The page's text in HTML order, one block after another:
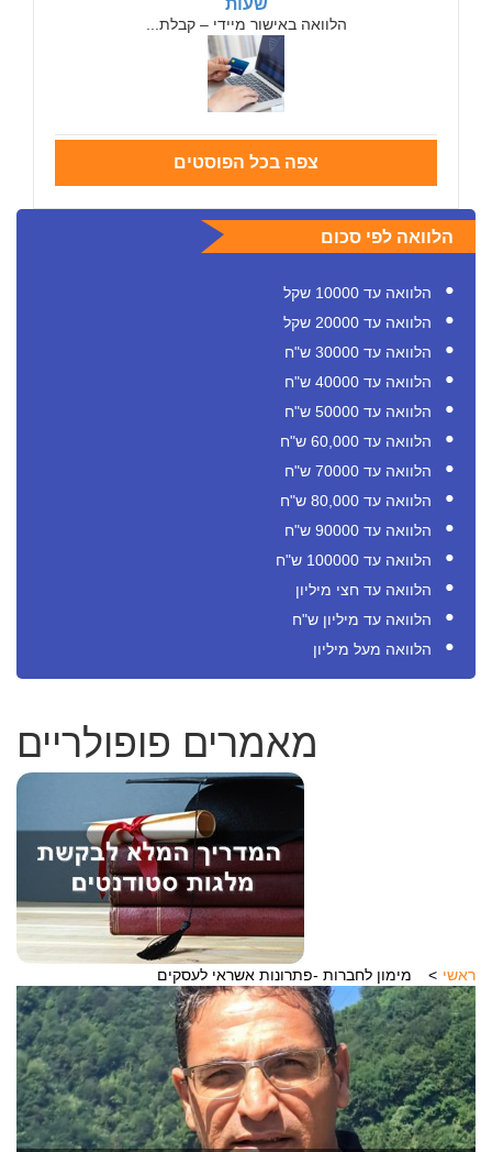
שעות
הלוואה באישור מיידי – קבלת...
צפה בכל הפוסטים
הלוואה לפי סכום
הלוואה עד 10000 שקל
הלוואה עד 20000 שקל
הלוואה עד 30000 ש"ח
הלוואה עד 40000 ש"ח
הלוואה עד 50000 ש"ח
הלוואה עד 60,000 ש"ח
הלוואה עד 70000 ש"ח
הלוואה עד 80,000 ש"ח
הלוואה עד 90000 ש"ח
הלוואה עד 100000 ש"ח
הלוואה עד חצי מיליון
הלוואה עד מיליון ש"ח
הלוואה מעל מיליון
מאמרים פופולריים
ראשי מימון לחברות -פתרונות אשראי לעסקים